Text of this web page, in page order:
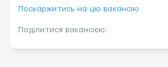
Поскаржитись на цю вакансію
Поділитися вакансією: